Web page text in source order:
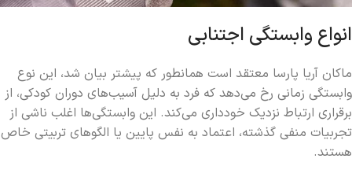
انواع وابستگی اجتنابی
ماکان آریا پارسا معتقد است همانطور که پیشتر بیان شد، این نوع
وابستگی زمانی رخ می‌دهد که فرد به دلیل آسیب‌های دوران کودکی، از
برقراری ارتباط نزدیک خودداری می‌کند. این وابستگی‌ها اغلب ناشی از
تجربیات منفی گذشته، اعتماد به نفس پایین یا الگوهای تربیتی خاص
هستند.